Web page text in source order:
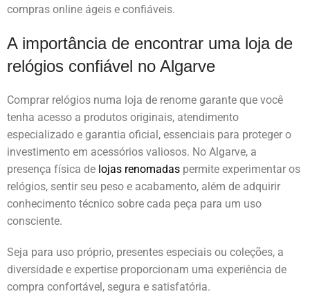
compras online ágeis e confiáveis.
A importância de encontrar uma loja de
relógios confiável no Algarve
Comprar relógios numa loja de renome garante que você
tenha acesso a produtos originais, atendimento
especializado e garantia oficial, essenciais para proteger o
investimento em acessórios valiosos. No Algarve, a
presença física de lojas renomadas permite experimentar os
relógios, sentir seu peso e acabamento, além de adquirir
conhecimento técnico sobre cada peça para um uso
consciente.
Seja para uso próprio, presentes especiais ou coleções, a
diversidade e expertise proporcionam uma experiência de
compra confortável, segura e satisfatória.